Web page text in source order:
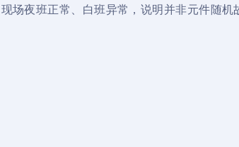
场夜班正常、白班异常，说明并非元件随